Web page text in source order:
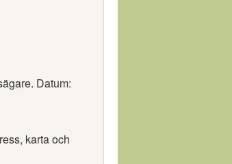
Datum:
karta och